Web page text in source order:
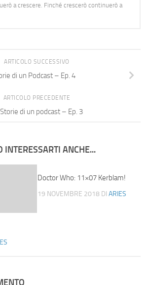
a crescere. Finché crescerò continuerò a
ARTICOLO SUCCESSIVO
di un Podcast – Ep. 4
ARTICOLO PRECEDENTE
Storie di un podcast – Ep. 3
INTERESSARTI ANCHE...
Doctor Who: 11×07 Kerblam!
19 NOVEMBRE 2018 DI ARIES